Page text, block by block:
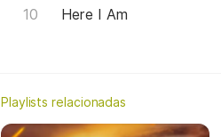
Here I Am
Playlists relacionadas